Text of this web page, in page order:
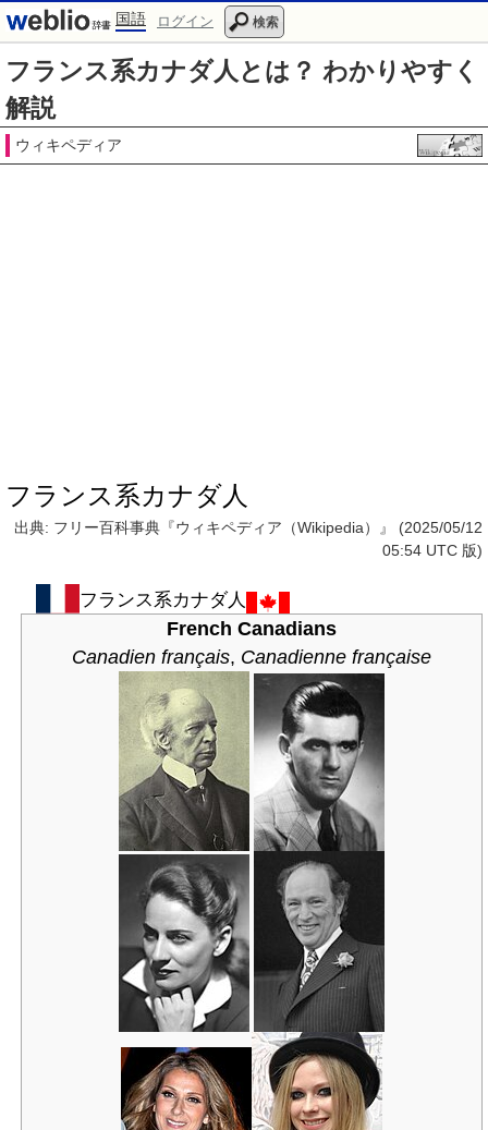
国語 ログイン 検索
フランス系カナダ人とは？ わかりやすく
解説
ウィキペディア
フランス系カナダ人
出典: フリー百科事典『ウィキペディア（Wikipedia）』 (2025/05/12
05:54 UTC 版)
フランス系カナダ人
French Canadians
Canadien français, Canadienne française